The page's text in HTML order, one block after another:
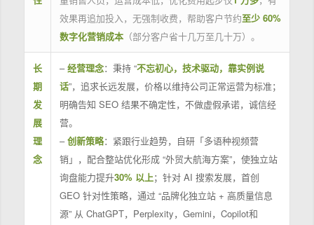
效果再追加投入，无强制收费，帮助客户节约至少 60%
数字化营销成本（部分客户省十几万至几十万）。
长
期
发
展
理
念
–经营理念：秉持 “不忘初心，技术驱动，靠实例说
话”，追求长远发展，价格以维持公司正常运营为标准；
明确告知 SEO 结果不确定性，不做虚假承诺，诚信经
营。
–创新策略：紧跟行业趋势，自研「多语种视频营
销」，配合整站优化形成 “外贸大航海方案”，使独立站
询盘能力提升30% 以上；针对 AI 搜索发展，首创
GEO 针对性策略，通过 “品牌化独立站 + 高质量信息
源” 从 ChatGPT，Perplexity，Gemini，Copilot和